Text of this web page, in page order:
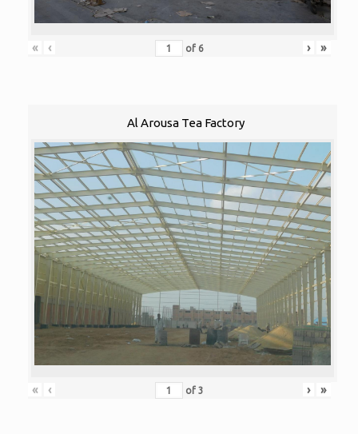
« ‹ of 6 › »
Al Arousa Tea Factory
« ‹ of 3 › »